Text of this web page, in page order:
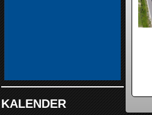
KALENDER